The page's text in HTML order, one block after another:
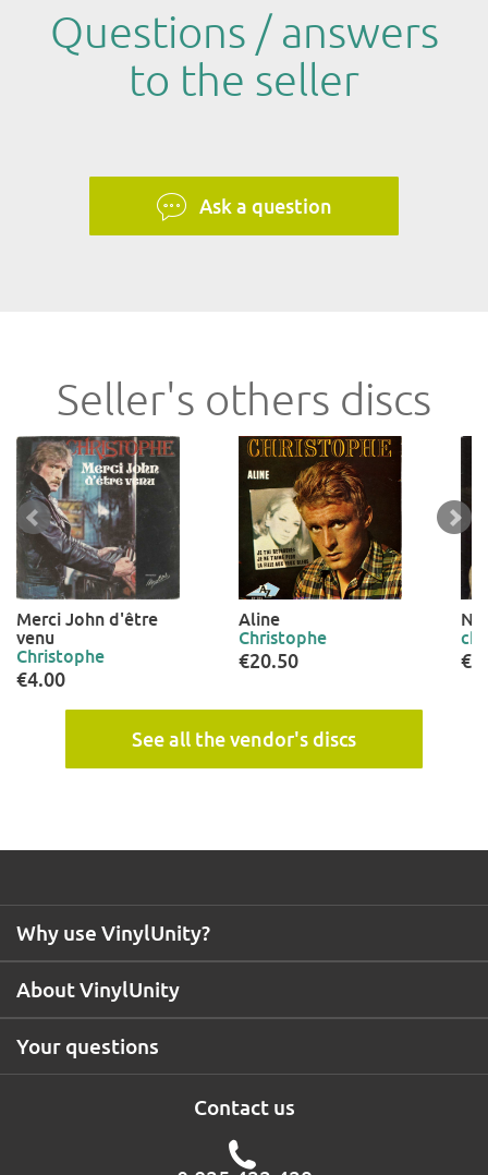
Questions / answers
to the seller
Ask a question
Seller's others discs
Merci John d'être
venu
Christophe
€4.00
Aline
Christophe
€20.50
See all the vendor's discs
Contact us
About VinylUnity
Why use VinylUnity?
Your questions